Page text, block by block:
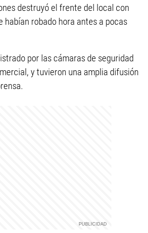
destruyó el frente del local con
habían robado hora antes a pocas
por las cámaras de seguridad
y tuvieron una amplia difusión